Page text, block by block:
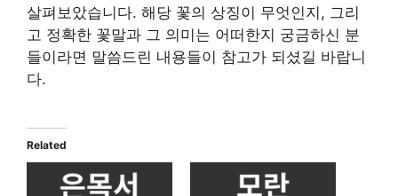
살펴보았습니다. 해당 꽃의 상징이 무엇인지, 그리
고 정확한 꽃말과 그 의미는 어떠한지 궁금하신 분
들이라면 말씀드린 내용들이 참고가 되셨길 바랍니
다.
Related